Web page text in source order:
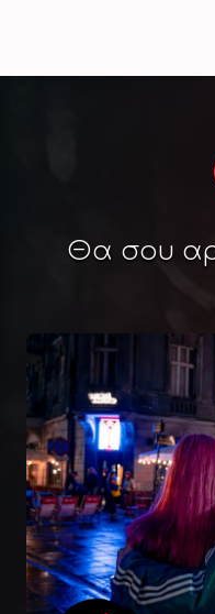
Θα σου